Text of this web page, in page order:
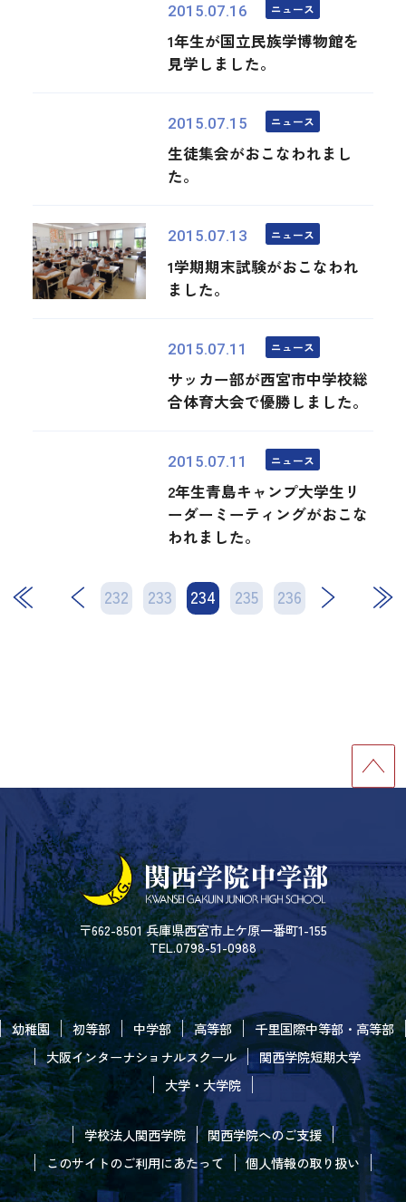
2015.07.16 ニュース
1年生が国立民族学博物館を
見学しました。
2015.07.15 ニュース
生徒集会がおこなわれまし
た。
2015.07.13 ニュース
1学期期末試験がおこなわれ
ました。
2015.07.11 ニュース
サッカー部が西宮市中学校総
合体育大会で優勝しました。
2015.07.11 ニュース
2年生青島キャンプ大学生リ
ーダーミーティングがおこな
われました。
232 233 234 235 236
次 最後
〒662-8501 兵庫県西宮市上ケ原一番町1-155
TEL.0798-51-0988
幼稚園 初等部 中学部 高等部
千里国際中等部・高等部
大阪インターナショナルスクール
関西学院短期大学
大学・大学院
学校法人関西学院
関西学院へのご支援
このサイトのご利用にあたって
個人情報の取り扱い